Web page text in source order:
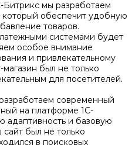
мы разработаем
обеспечит удобную
товаров.
системами будет
особое внимание
и привлекательному
был не только
для посетителей.
современный
на платформе 1С-
адаптивность и базовую
был не только
в поисковых